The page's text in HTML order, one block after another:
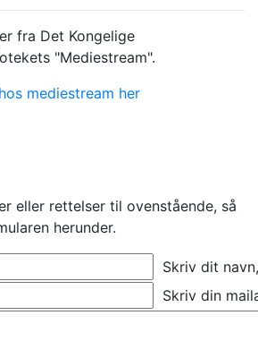
fra Det Kongelige
"Mediestream".
mediestream her
eller rettelser til ovenstående, så
herunder.
Skriv dit
Skriv din